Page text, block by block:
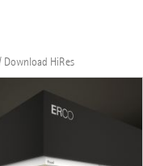
Download HiRes